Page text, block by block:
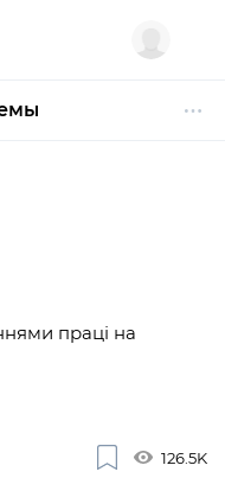
праці на
126.5K